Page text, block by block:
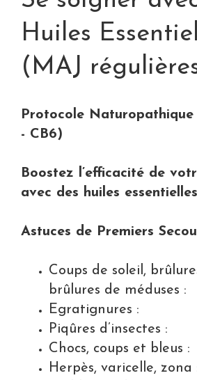
Huiles
(MAJ
Protocole Naturopathique
- CB6)
Boostez l’efficacité de
avec des huiles
Astuces de Premiers
Coups de soleil,
brûlures de méduses :
Egratignures :
Piqûres d’insectes :
Chocs, coups et bleus :
Herpès, varicelle, zona